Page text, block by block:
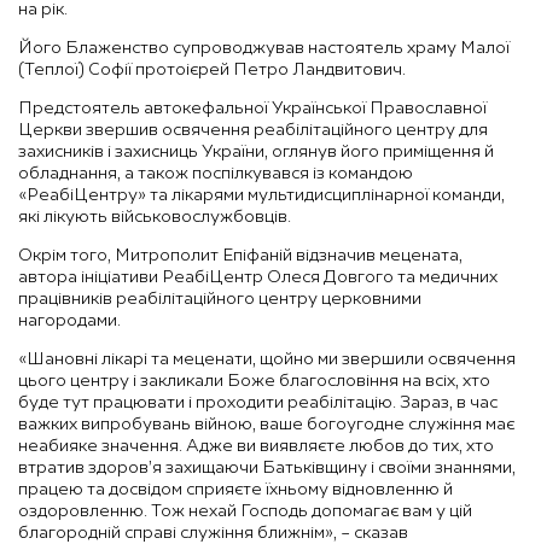
на рік.
Його Блаженство супроводжував настоятель храму Малої
(Теплої) Софії протоієрей Петро Ландвитович.
Предстоятель автокефальної Української Православної
Церкви звершив освячення реабілітаційного центру для
захисників і захисниць України, оглянув його приміщення й
обладнання, а також поспілкувався із командою
«РеабіЦентру» та лікарями мультидисциплінарної команди,
які лікують військовослужбовців.
Окрім того, Митрополит Епіфаній відзначив мецената,
автора ініціативи РеабіЦентр Олеся Довгого та медичних
працівників реабілітаційного центру церковними
нагородами.
«Шановні лікарі та меценати, щойно ми звершили освячення
цього центру і закликали Боже благословіння на всіх, хто
буде тут працювати і проходити реабілітацію. Зараз, в час
важких випробувань війною, ваше богоугодне служіння має
неабияке значення. Адже ви виявляєте любов до тих, хто
втратив здоров’я захищаючи Батьківщину і своїми знаннями,
працею та досвідом сприяєте їхньому відновленню й
оздоровленню. Тож нехай Господь допомагає вам у цій
благородній справі служіння ближнім», – сказав